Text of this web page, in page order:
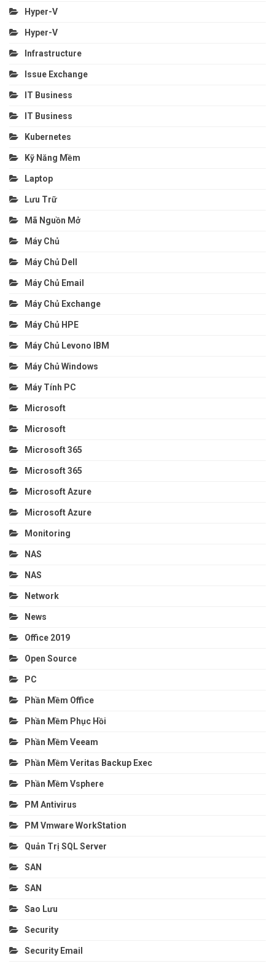
Hyper-V
Hyper-V
Infrastructure
Issue Exchange
IT Business
IT Business
Kubernetes
Kỹ Năng Mềm
Laptop
Lưu Trữ
Mã Nguồn Mở
Máy Chủ
Máy Chủ Dell
Máy Chủ Email
Máy Chủ Exchange
Máy Chủ HPE
Máy Chủ Levono IBM
Máy Chủ Windows
Máy Tính PC
Microsoft
Microsoft
Microsoft 365
Microsoft 365
Microsoft Azure
Microsoft Azure
Monitoring
NAS
NAS
Network
News
Office 2019
Open Source
PC
Phần Mềm Office
Phần Mềm Phục Hồi
Phần Mềm Veeam
Phần Mềm Veritas Backup Exec
Phần Mềm Vsphere
PM Antivirus
PM Vmware WorkStation
Quản Trị SQL Server
SAN
SAN
Sao Lưu
Security
Security Email